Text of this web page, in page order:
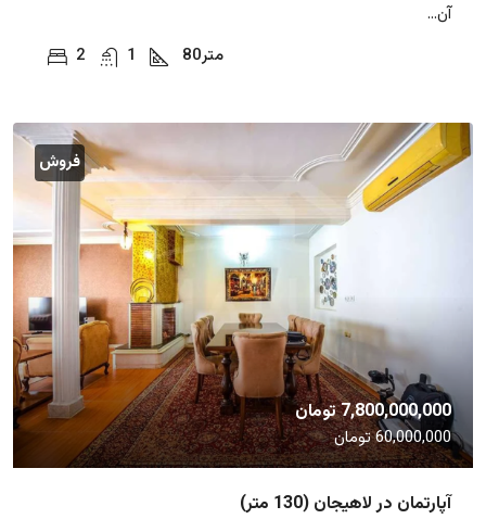
آن...
2
1 80متر
فروش
7,800,000,000 تومان
60,000,000 تومان
آپارتمان در لاهیجان (130 متر)